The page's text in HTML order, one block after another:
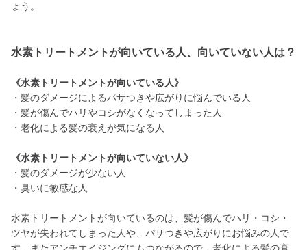
ょう。
水素トリートメントが向いている人、向いていない人は？
《水素トリートメントが向いている人》
・髪のダメージによるパサつきや広がりに悩んでいる人
・髪が傷んでハリやコシがなくなってしまった人
・老化による髪の衰えが気になる人
《水素トリートメントが向いていない人》
・髪のダメージが少ない人
・臭いに敏感な人
水素トリートメントが向いているのは、髪が傷んでハリ・コシ・
ツヤが失われてしまった人や、パサつきや広がりにお悩みの人で